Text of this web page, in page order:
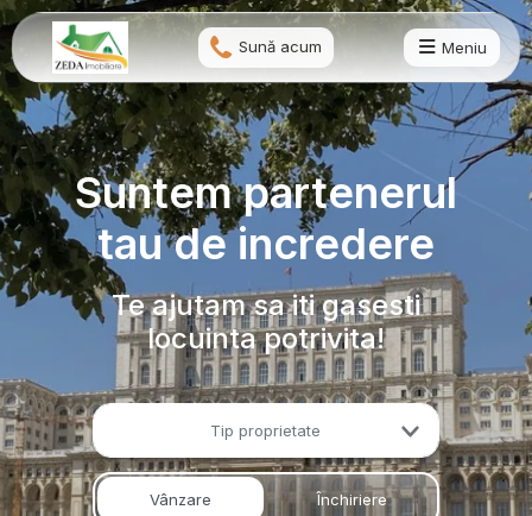
Sună acum Meniu
Suntem partenerul
tau de incredere
Te ajutam sa iti gasesti
locuinta potrivita!
Tip proprietate
Vânzare Închiriere